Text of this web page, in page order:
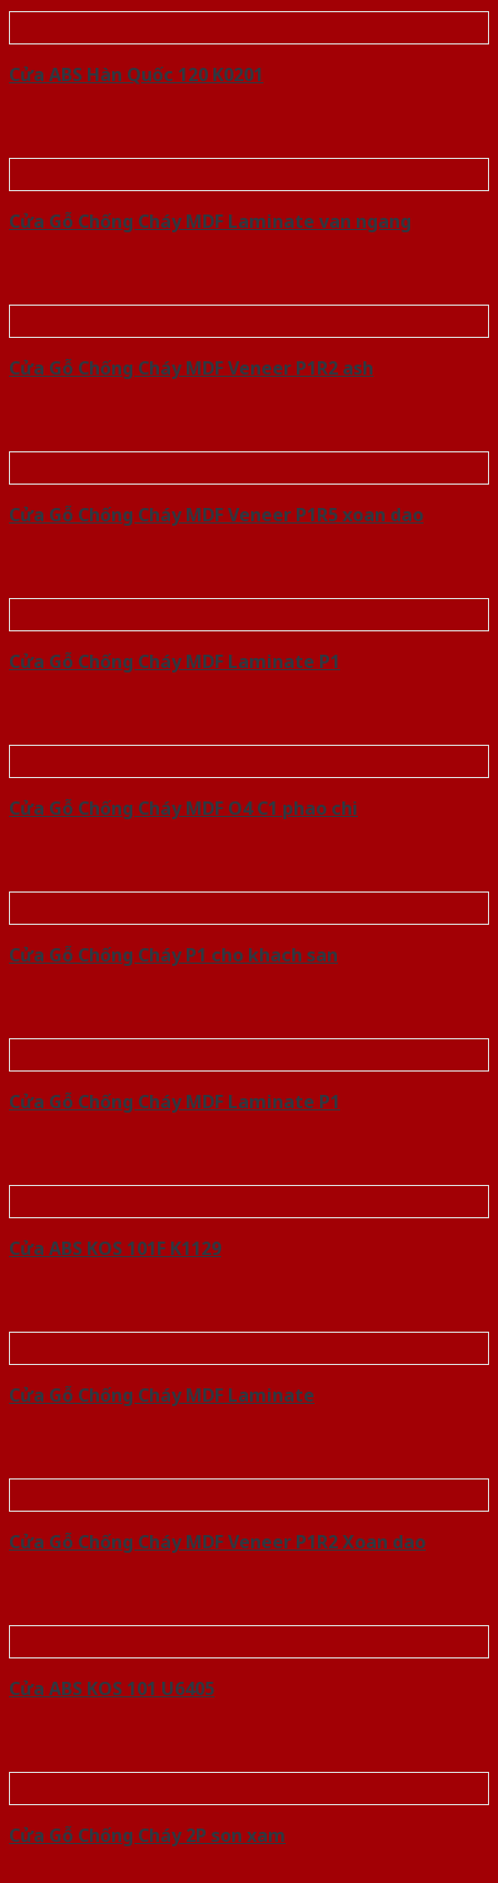
Cửa ABS Hàn Quốc 120 K0201
Cửa Gỗ Chống Cháy MDF Laminate van ngang
Cửa Gỗ Chống Cháy MDF Veneer P1R2 ash
Cửa Gỗ Chống Cháy MDF Veneer P1R5 xoan dao
Cửa Gỗ Chống Cháy MDF Laminate P1
Cửa Gỗ Chống Cháy MDF O4 C1 phao chi
Cửa Gỗ Chống Cháy P1 cho khach san
Cửa Gỗ Chống Cháy MDF Laminate P1
Cửa ABS KOS 101F K1129
Cửa Gỗ Chống Cháy MDF Laminate
Cửa Gỗ Chống Cháy MDF Veneer P1R2 Xoan dao
Cửa ABS KOS 101 U6405
Cửa Gỗ Chống Cháy 2P son xam